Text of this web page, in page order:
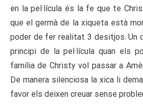
en la pel·lícula és la fe que te
que el germà de la xiqueta està
poder de fer realitat 3 desitjos. Un
principi de la pel·lícula quan els
família de Christy vol passar a
De manera silenciosa la xica li
favor els deixen creuar sense